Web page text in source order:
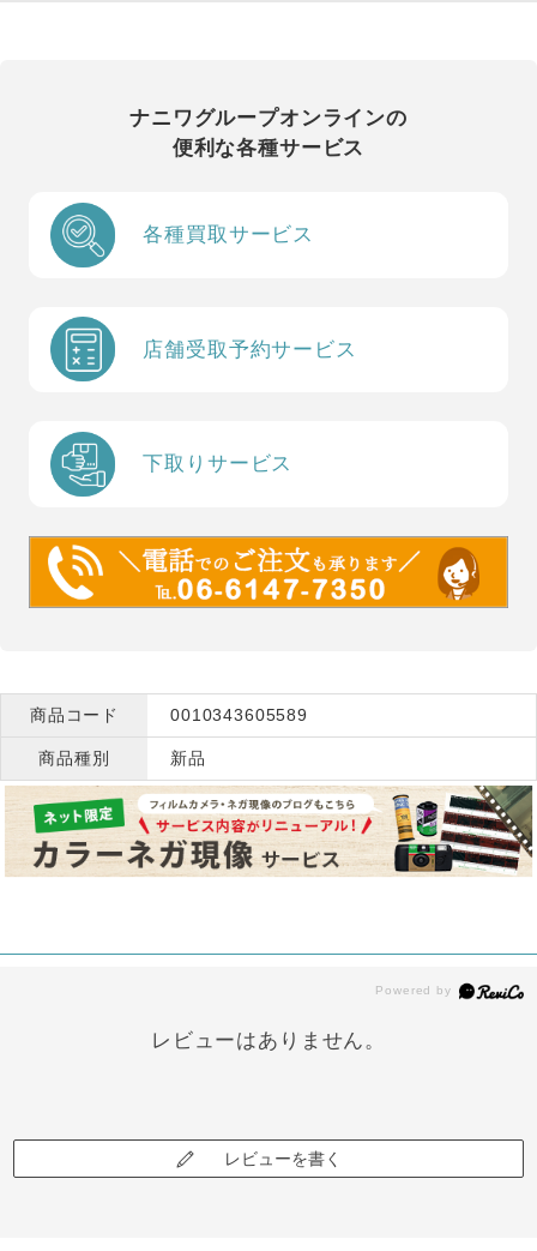
ナニワグループオンラインの
便利な各種サービス
各種買取サービス
店舗受取予約サービス
下取りサービス
商品コード 0010343605589
商品種別 新品
レビューはありません。
レビューを書く